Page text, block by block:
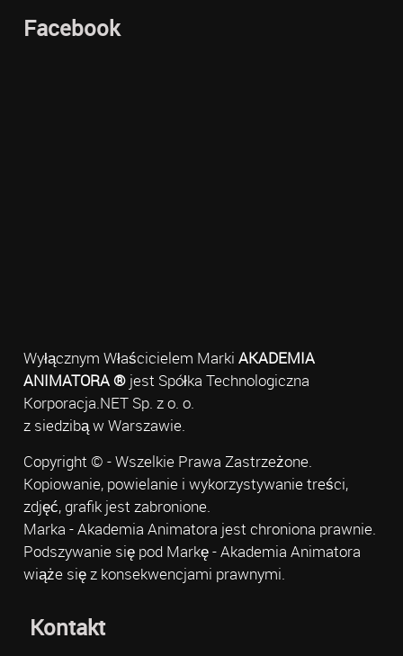
Facebook
Wyłącznym Właścicielem Marki AKADEMIA
ANIMATORA ®jest Spółka Technologiczna
Korporacja.NET Sp. z o. o.
z siedzibą w Warszawie.
Copyright © - Wszelkie Prawa Zastrzeżone.
Kopiowanie, powielanie i wykorzystywanie treści,
zdjęć, grafik jest zabronione.
Marka - Akademia Animatora jest chroniona prawnie.
Podszywanie się pod Markę - Akademia Animatora
wiąże się z konsekwencjami prawnymi.
Kontakt